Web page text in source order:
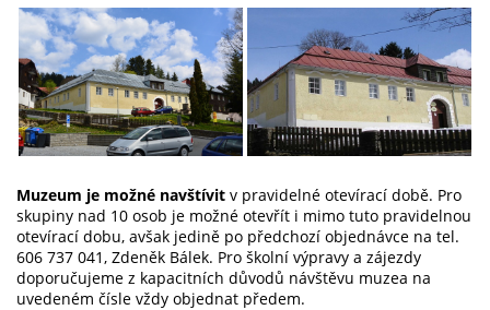
Muzeum je možné navštívit v pravidelné otevírací době. Pro
skupiny nad 10 osob je možné otevřít i mimo tuto pravidelnou
otevírací dobu, avšak jedině po předchozí objednávce na tel.
606 737 041, Zdeněk Bálek. Pro školní výpravy a zájezdy
doporučujeme z kapacitních důvodů návštěvu muzea na
uvedeném čísle vždy objednat předem.